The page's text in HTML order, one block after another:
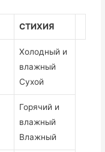
СТИХИЯ
Холодный и
влажный
Сухой
Горячий и
влажный
Влажный